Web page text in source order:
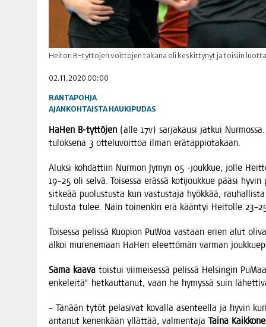
Heiton B-tyttöjen voittojen takana oli keskittynyt ja toisiin
02.11.2020 00:00
RANTAPOHJA
AJANKOHTAISTA HAUKIPUDAS
HaHen B‑tyttöjen (alle 17v) sar­ja­kausi jat­kui
tulok­se­na 3 otte­lu­voit­toa ilman erätappiotakaan.
Aluk­si koh­dat­tiin Nur­mon Jymyn 05 ‑jouk­kue, jol­le
19–25 oli sel­vä. Toi­ses­sa eräs­sä koti­jouk­kue pää­si
sit­ke­ää puo­lus­tus­ta kun vas­tus­ta­ja hyök­kää,
tulos­ta tulee. Näin toi­nen­kin erä kään­tyi Hei­tol­le
Toi­ses­sa pelis­sä Kuo­pion PuWoa vas­taan erien alut
alkoi mure­ne­maan HaHen eleet­tö­män var­man
Sama kaa­va tois­tui vii­mei­ses­sä pelis­sä Hel­sin­gin
enke­lei­tä” het­kaut­ta­nut, vaan he hymys­sä suin
– Tänään tytöt pela­si­vat koval­la asen­teel­la ja hyvin
anta­nut kenen­kään yllät­tää, val­men­ta­ja Tai­na